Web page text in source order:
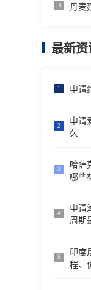
10 丹麦
最新资
1 申请
2
申请
久
3
哈萨
哪些
4
申请
周期
5
印度
程、